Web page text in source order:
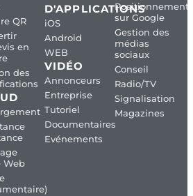
QR
en
des
Web
D'APPLICATIONS
iOS
Android
WEB
VIDÉO
Annonceurs
Entreprise
Tutoriel
Documentaires
Evénements
Positionnement
sur Google
Gestion des
médias
sociaux
Conseil
Radio/TV
Signalisation
Magazines